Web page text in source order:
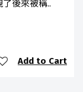
後來被稱..
Add to Cart